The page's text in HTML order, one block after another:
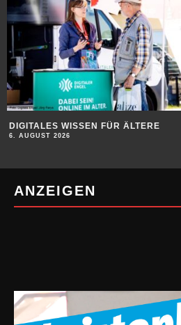
DIGITALES WISSEN FÜR ÄLTERE
6. AUGUST 2026